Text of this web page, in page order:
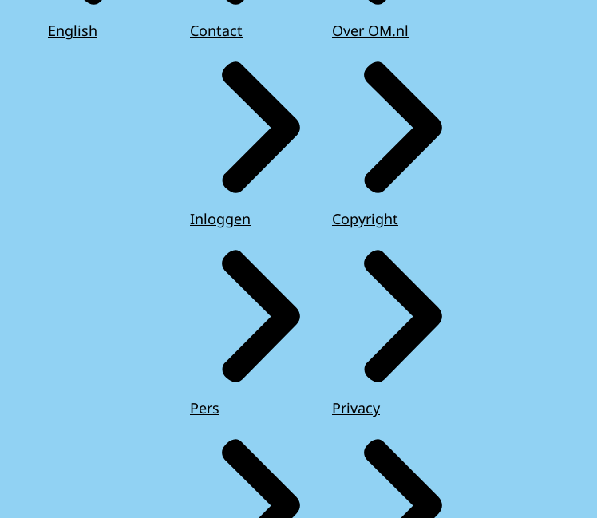
English Contact
Inloggen
Pers
Over OM.nl
Copyright
Privacy